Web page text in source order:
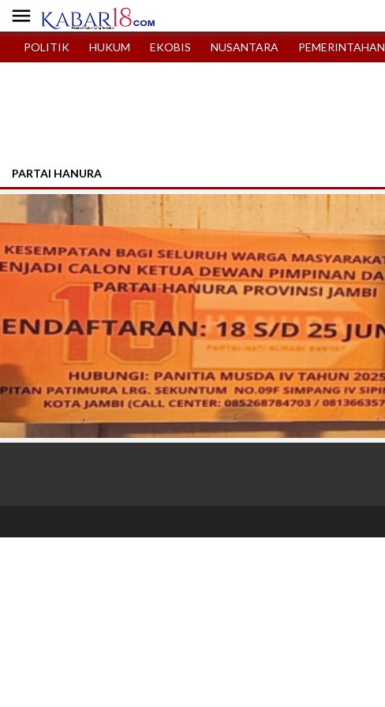

POLITIK HUKUM EKOBIS NUSANTARA PEMERINTAHAN
PARTAI HANURA